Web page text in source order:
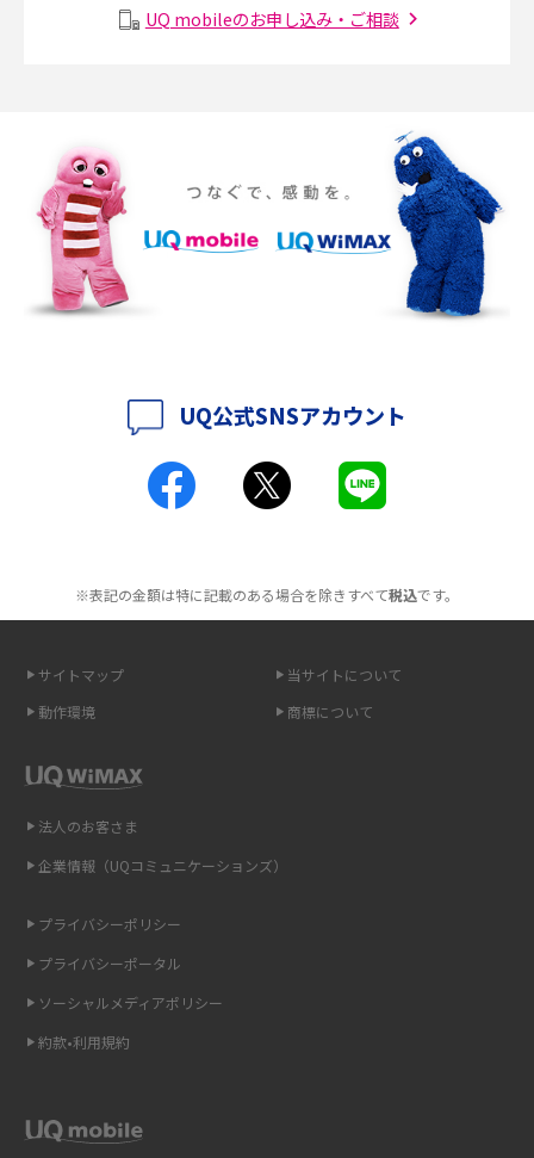
メッシュWi-Fiとは？仕組みやメリット・デメリット、中継機との違いを解
ポケット型Wi-Fiをレンタルするメリットとは？選び方や向いている方の特
徴も紹介
持ち運びできるポケット型Wi-Fiのおススメの選び方は？メリット・デメリ
ットも紹介
ポケット型Wi-Fiとは？通信の仕組みやメリット・デメリットを解説
工事不要！置くだけWi-Fiの特徴は？メリット・デメリットや選び方を解説
無制限で利用できるポケット型Wi-Fiは？選び方や通信費を抑える方法も紹
ポケット型Wi-Fi（モバイルWi-Fi）とは？おススメする方の特徴や選び方を
即日受け取りできるポケット型Wi-Fiはある？すぐに使うための方法や注意
ONU（光回線終端装置）とは？モデム・ルーター・ホームゲートウェイと
ギガバイト（GB）とは？1GBの目安やギガが足りない時の対処法を紹介
Wi-Fi 6とは？Wi-Fi 5との違いやメリットと注意点、規格の種類も解説
Wi-Fiを自宅に設置する方法は？必要なことやポイントも紹介
UQ mobileのお申し込み・ご相談
UQ公式SNSアカウント
※表記の金額は特に記載のある場合を除きすべて税込です。
サイトマップ
当サイトについて
動作環境
商標について
法人のお客さま
企業情報（UQコミュニケーションズ）
プライバシーポリシー
プライバシーポータル
ソーシャルメディアポリシー
約款•利用規約